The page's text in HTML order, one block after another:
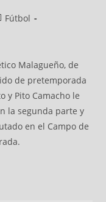
Fútbol
Malagueño, de
de pretemporada
y Pito Camacho le
la segunda parte y
en el Campo de